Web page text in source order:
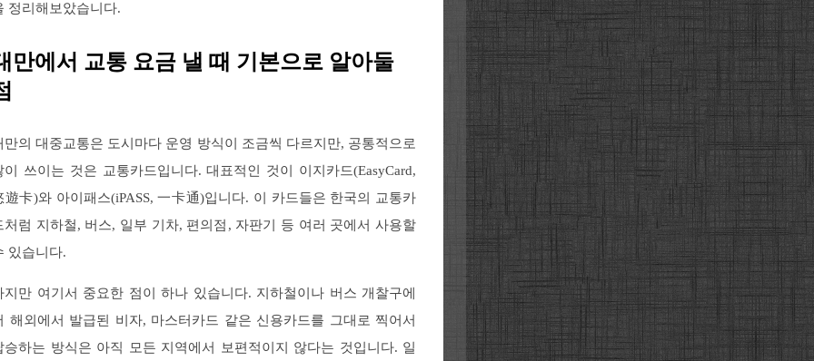
정리해보았습니다.
만에서 교통 요금 낼 때 기본으로 알아둘
만의 대중교통은 도시마다 운영 방식이 조금씩 다르지만, 공통적으로
이 쓰이는 것은 교통카드입니다. 대표적인 것이 이지카드(EasyCard,
遊卡)와 아이패스(iPASS, 一卡通)입니다. 이 카드들은 한국의 교통카
처럼 지하철, 버스, 일부 기차, 편의점, 자판기 등 여러 곳에서 사용할
있습니다.
지만 여기서 중요한 점이 하나 있습니다. 지하철이나 버스 개찰구에
해외에서 발급된 비자, 마스터카드 같은 신용카드를 그대로 찍어서
승하는 방식은 아직 모든 지역에서 보편적이지 않다는 것입니다. 일